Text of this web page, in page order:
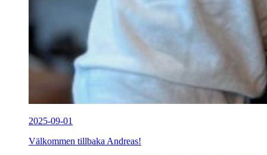
2025-09-01
Välkommen tillbaka Andreas!